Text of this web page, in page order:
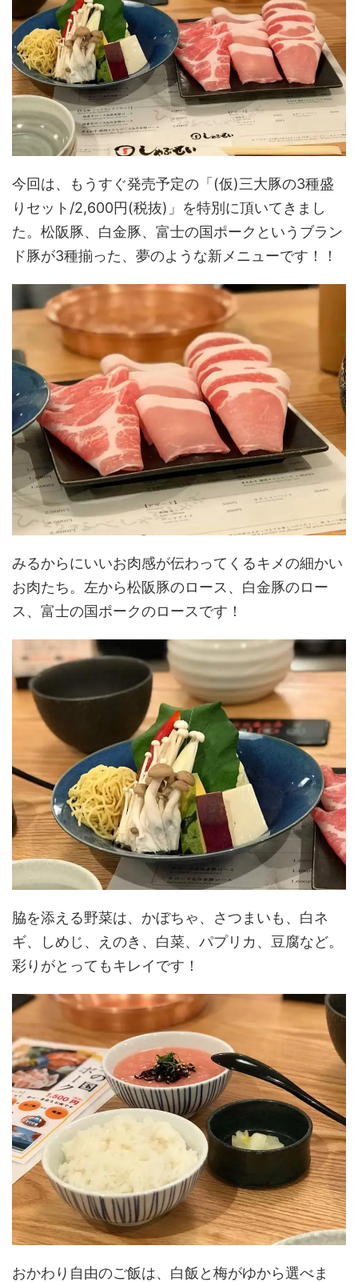
今回は、もうすぐ発売予定の「(仮)三大豚の3種盛
りセット/2,600円(税抜)」を特別に頂いてきまし
た。松阪豚、白金豚、富士の国ポークというブラン
ド豚が3種揃った、夢のような新メニューです！！
みるからにいいお肉感が伝わってくるキメの細かい
お肉たち。左から松阪豚のロース、白金豚のロー
ス、富士の国ポークのロースです！
脇を添える野菜は、かぼちゃ、さつまいも、白ネ
ギ、しめじ、えのき、白菜、パプリカ、豆腐など。
彩りがとってもキレイです！
おかわり自由のご飯は、白飯と梅がゆから選べま